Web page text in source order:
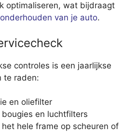
optimaliseren, wat bijdraagt
onderhouden van je auto.
controles is een jaarlijkse
te raden:
en oliefilter
bougies en luchtfilters
het hele frame op scheuren of